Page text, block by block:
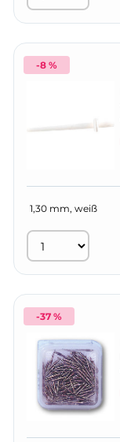
-8 %
-37 %